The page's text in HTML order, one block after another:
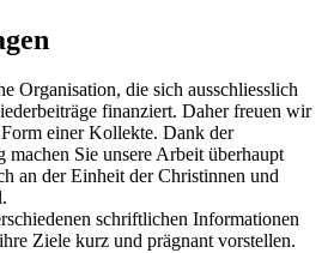
Organisation, die sich ausschliesslich
finanziert. Daher freuen wir
einer Kollekte. Dank der
Sie unsere Arbeit überhaupt
an der Einheit der Christinnen und
schriftlichen Informationen
Ziele kurz und prägnant vorstellen.